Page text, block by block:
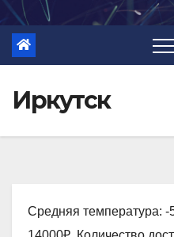
Иркутск
Средняя температура: -